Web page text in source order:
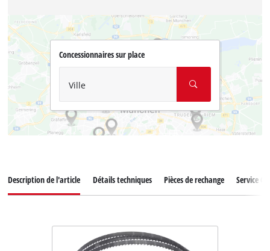
Concessionnaires sur place
Ville
Description de l'article Détails techniques Pièces de rechange Service